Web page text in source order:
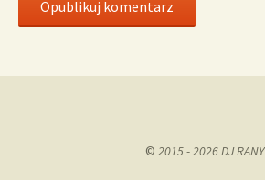
© 2015 - 2026 DJ RANY